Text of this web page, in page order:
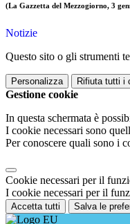
(La Gazzetta del Mezzogiorno, 3
Notizie
Questo sito o gli strumenti
Personalizza Rifiuta tutti i
Gestione cookie
In questa schermata è
I cookie necessari sono
Per conoscere quali sono i
Cookie necessari per il
I cookie necessari per il
Accetta tutti Salva le